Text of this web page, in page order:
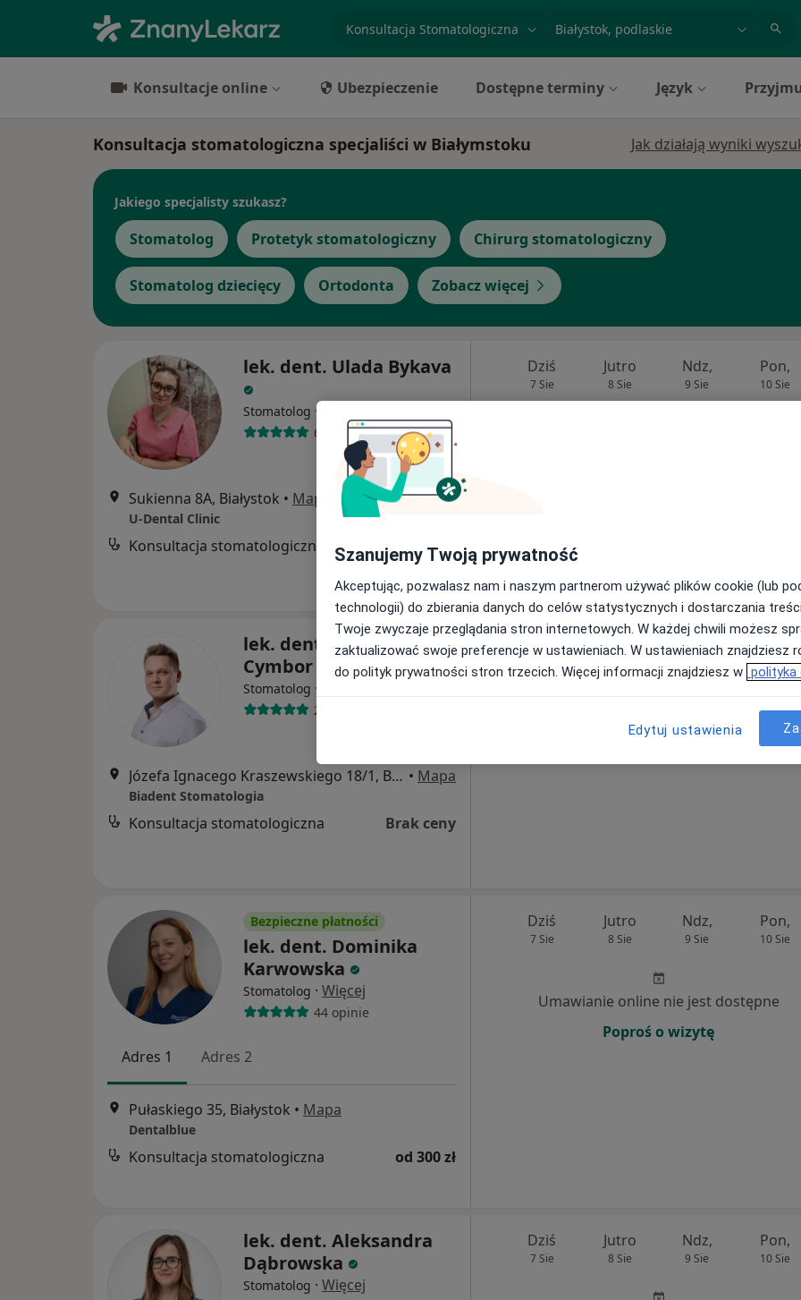
Konsultacje online Ubezpieczenie Dostępne terminy Język
Konsultacja stomatologiczna specjaliści w Białymstoku Jak działają wyniki
Jakiego specjalisty szukasz?
Stomatolog Protetyk stomatologiczny Chirurg stomatologiczny
Stomatolog dziecięcy Ortodonta Zobacz więcej
lek. dent. Ulada Bykava
Stomatolog ·
69 opinii
Sukienna 8A, Białystok • Mapa
U-Dental Clinic
Konsultacja stomatologiczna od 150 zł
Dziś
7 Sie
Jutro
8 Sie
Ndz,
9 Sie
Pon,
10 Sie
lek. dent. Łukasz
Cymbor
Stomatolog ·
265 opinii
Józefa Ignacego Kraszewskiego 18/1, Białystok • Mapa
Biadent Stomatologia
Konsultacja stomatologiczna Brak ceny
Dziś Jutro Ndz, Pon,
10 Sie
Umawianie online nie jest dostępne
Bezpieczne płatności
lek. dent. Dominika
Karwowska
Stomatolog · Więcej
44 opinie
Adres 1 Adres 2
Pułaskiego 35, Białystok • Mapa
Dentalblue
Konsultacja stomatologiczna od 300 zł
Dziś
7 Sie
Jutro
8 Sie
Ndz,
9 Sie
Pon,
10 Sie
Umawianie online nie jest dostępne
Poproś o wizytę
lek. dent. Aleksandra
Dąbrowska
Stomatolog · Więcej
Dziś
7 Sie
Jutro
8 Sie
Ndz,
9 Sie
Pon,
10 Sie
Szanujemy Twoją prywatność
Akceptując, pozwalasz nam i naszym partnerom używać plików cookie (lub
technologii) do zbierania danych do celów statystycznych i dostarczania
Twoje zwyczaje przeglądania stron internetowych. W każdej chwili możesz
zaktualizować swoje preferencje w ustawieniach. W ustawieniach znajdziesz
do polityk prywatności stron trzecich. Więcej informacji znajdziesz w polityka
Edytuj ustawienia